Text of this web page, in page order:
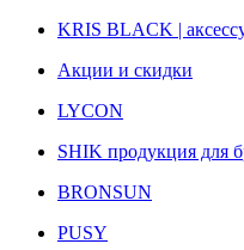
KRIS BLACK |
Акции и скидки
LYCON
SHIK продукция для
BRONSUN
PUSY